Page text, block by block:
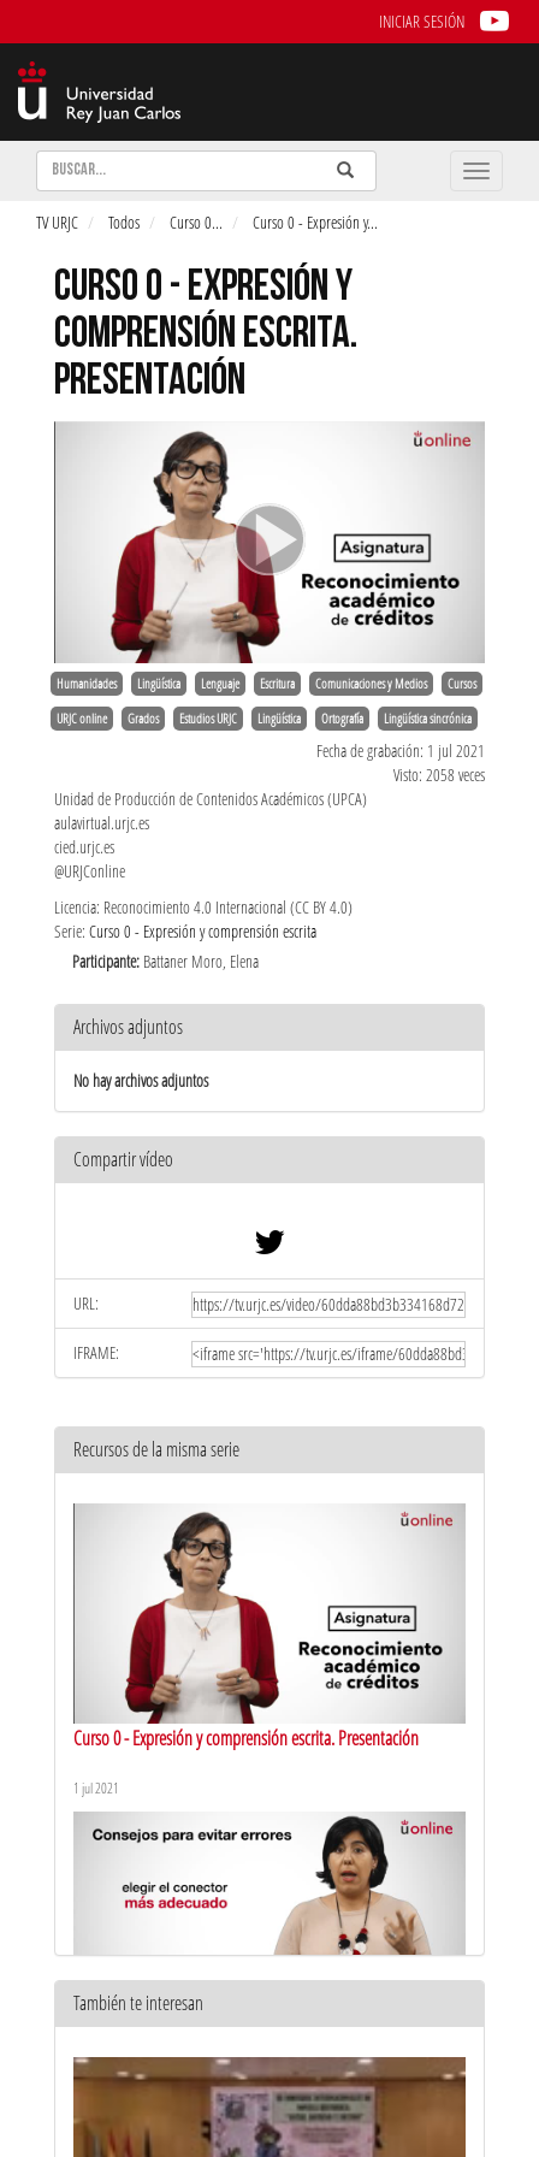
INICIAR SESIÓN
Buscar Enviar
Buscar
Toggle
TV URJC Todos Curso 0... Curso 0 - Expresión y...
CURSO 0 - EXPRESIÓN Y
COMPRENSIÓN ESCRITA.
PRESENTACIÓN
Humanidades Lingüística Lenguaje Escritura Comunicaciones y Medios Cursos
URJC online Grados Estudios URJC Lingüística Ortografía Lingüística sincrónica
Fecha de grabación: 1 jul 2021
Visto: 2058 veces
Unidad de Producción de Contenidos Académicos (UPCA)
aulavirtual.urjc.es
cied.urjc.es
@URJConline
Licencia: Reconocimiento 4.0 Internacional (CC BY 4.0)
Serie: Curso 0 - Expresión y comprensión escrita
Participante: Battaner Moro, Elena
Archivos adjuntos
No hay archivos adjuntos
Compartir vídeo
URL:
IFRAME:
Recursos de la misma serie
Curso 0 - Expresión y comprensión escrita. Presentación
1 jul 2021
También te interesan